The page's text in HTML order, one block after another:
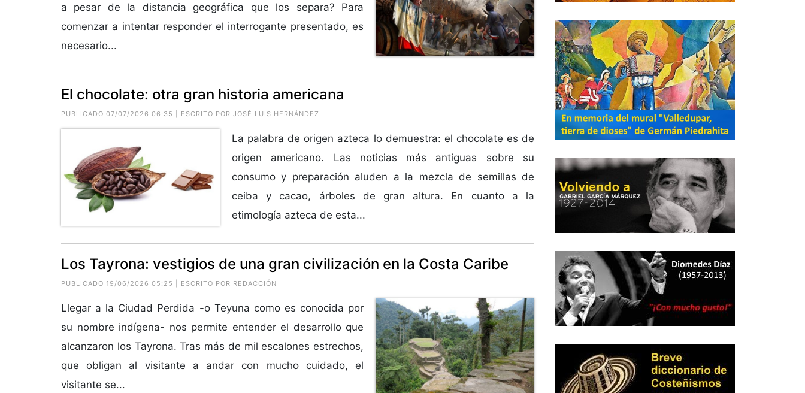
a pesar de la distancia geográfica que los separa? Para
comenzar a intentar responder el interrogante presentado, es
necesario...
El chocolate: otra gran historia americana
PUBLICADO 07/07/2026 06:35 | ESCRITO POR JOSÉ LUIS HERNÁNDEZ
La palabra de origen azteca lo demuestra: el chocolate es de
origen americano. Las noticias más antiguas sobre su
consumo y preparación aluden a la mezcla de semillas de
ceiba y cacao, árboles de gran altura. En cuanto a la
etimología azteca de esta...
Los Tayrona: vestigios de una gran civilización en la Costa Caribe
PUBLICADO 19/06/2026 05:25 | ESCRITO POR REDACCIÓN
Llegar a la Ciudad Perdida -o Teyuna como es conocida por
su nombre indígena- nos permite entender el desarrollo que
alcanzaron los Tayrona. Tras más de mil escalones estrechos,
que obligan al visitante a andar con mucho cuidado, el
visitante se...